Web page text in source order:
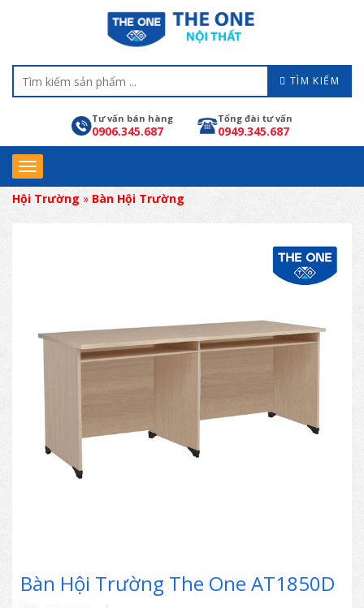
TÌM KIẾM
Tư vấn bán hàng
0906.345.687
Tổng đài tư vấn
0949.345.687
Hội Trường » Bàn Hội Trường
Bàn Hội Trường The One AT1850D